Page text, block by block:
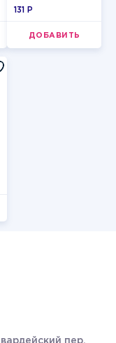
красные
131 P
ДОБАВИТЬ
пер.